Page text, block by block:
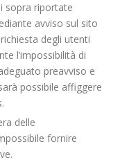
sopra riportate
avviso sul sito
degli utenti
l’impossibilità di
preavviso e
possibile affiggere
delle
fornire